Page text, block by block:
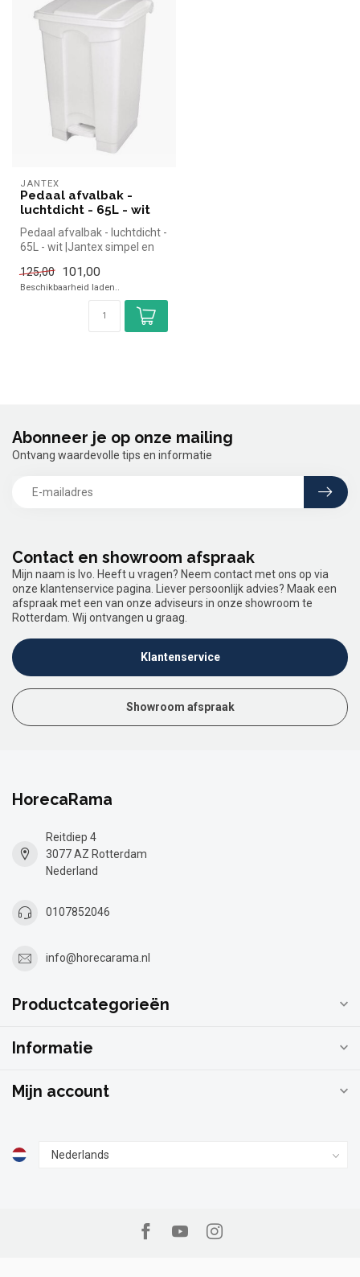
JANTEX
Pedaal afvalbak -
luchtdicht - 65L - wit
Pedaal afvalbak - luchtdicht -
65L - wit |Jantex simpel en
125,00
101,00
Beschikbaarheid laden..
Contact en showroom afspraak
Mijn naam is Ivo. Heeft u vragen? Neem contact met ons op via
onze klantenservice pagina. Liever persoonlijk advies? Maak een
afspraak met een van onze adviseurs in onze showroom te
Rotterdam. Wij ontvangen u graag.
Klantenservice
Showroom afspraak
Abonneer je op onze mailing
Ontvang waardevolle tips en informatie
HorecaRama
Reitdiep 4
3077 AZ Rotterdam
Nederland
0107852046
info@horecarama.nl
Productcategorieën
Informatie
Mijn account